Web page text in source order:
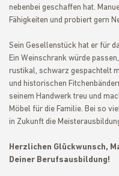
nebenbei geschaffen hat.
Fähigkeiten und probiert gern
Sein Gesellenstück hat er für
Ein Weinschrank würde
rustikal, schwarz gespachtelt
und historischen
seinem Handwerk treu und
Möbel für die Familie. Bei so
in Zukunft die
Herzlichen Glückwunsch,
Deiner Berufsausbildung!